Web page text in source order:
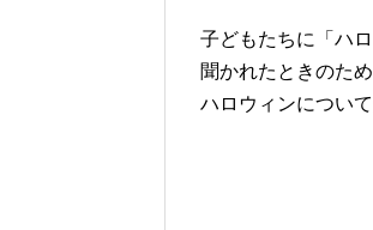
子どもたちに「ハ
聞かれたときのため
ハロウィンについ